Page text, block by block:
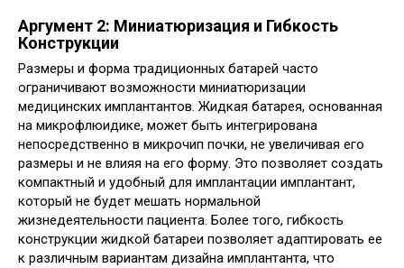
Аргумент 2: Миниатюризация и Гибкость
Конструкции
Размеры и форма традиционных батарей часто
ограничивают возможности миниатюризации
медицинских имплантантов. Жидкая батарея, основанная
на микрофлюидике, может быть интегрирована
непосредственно в микрочип почки, не увеличивая его
размеры и не влияя на его форму. Это позволяет создать
компактный и удобный для имплантации имплантант,
который не будет мешать нормальной
жизнедеятельности пациента. Более того, гибкость
конструкции жидкой батареи позволяет адаптировать ее
к различным вариантам дизайна имплантанта, что